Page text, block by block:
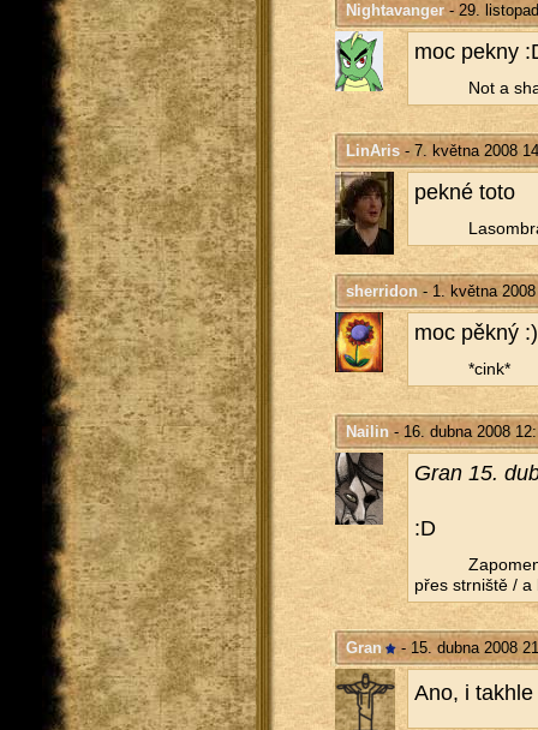
Nightavanger- 29.
moc pekny
Not a
LinAris- 7. května 2008
pekné toto
sherridon- 1. května 2008
moc pěkný
*cink*
Nailin- 16. dubna 2008
Gran 15.
:D
přes str­niš­tě / a
Gran - 15. dubna 2008
Ano, i